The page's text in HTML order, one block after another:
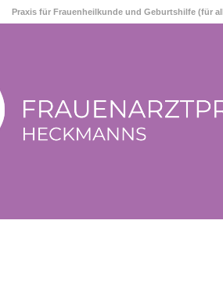
Praxis für Frauenheilkunde und Geburtshilfe (für